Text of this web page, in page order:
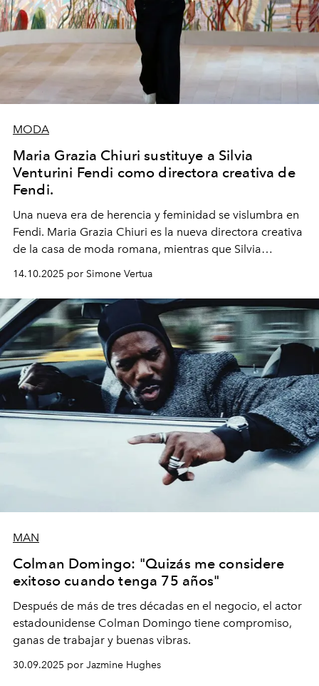
MODA
Maria Grazia Chiuri sustituye a Silvia
Venturini Fendi como directora creativa de
Fendi.
Una nueva era de herencia y feminidad se vislumbra en
Fendi. Maria Grazia Chiuri es la nueva directora creativa
de la casa de moda romana, mientras que Silvia
14.10.2025 por Simone Vertua
MAN
Colman Domingo: "Quizás me considere
exitoso cuando tenga 75 años"
Después de más de tres décadas en el negocio, el actor
estadounidense Colman Domingo tiene compromiso,
ganas de trabajar y buenas vibras.
30.09.2025 por Jazmine Hughes